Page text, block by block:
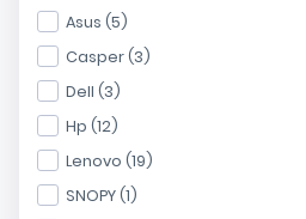
Asus (5)
Casper (3)
Dell (3)
Hp (12)
Lenovo (19)
SNOPY (1)